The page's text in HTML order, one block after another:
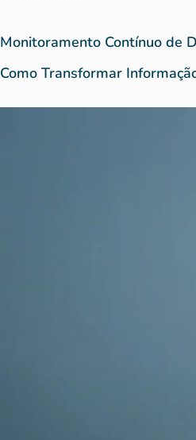
Monitoramento Contínuo de
Como Transformar